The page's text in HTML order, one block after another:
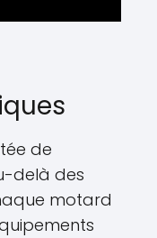
de
delà des
motard